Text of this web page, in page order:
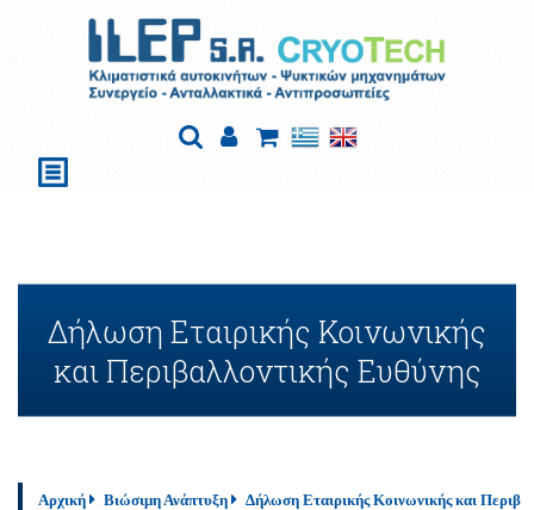
Δήλωση Εταιρικής Κοινωνικής
και Περιβαλλοντικής Ευθύνης
Αρχική Βιώσιμη Ανάπτυξη Δήλωση Εταιρικής Κοινωνικής και